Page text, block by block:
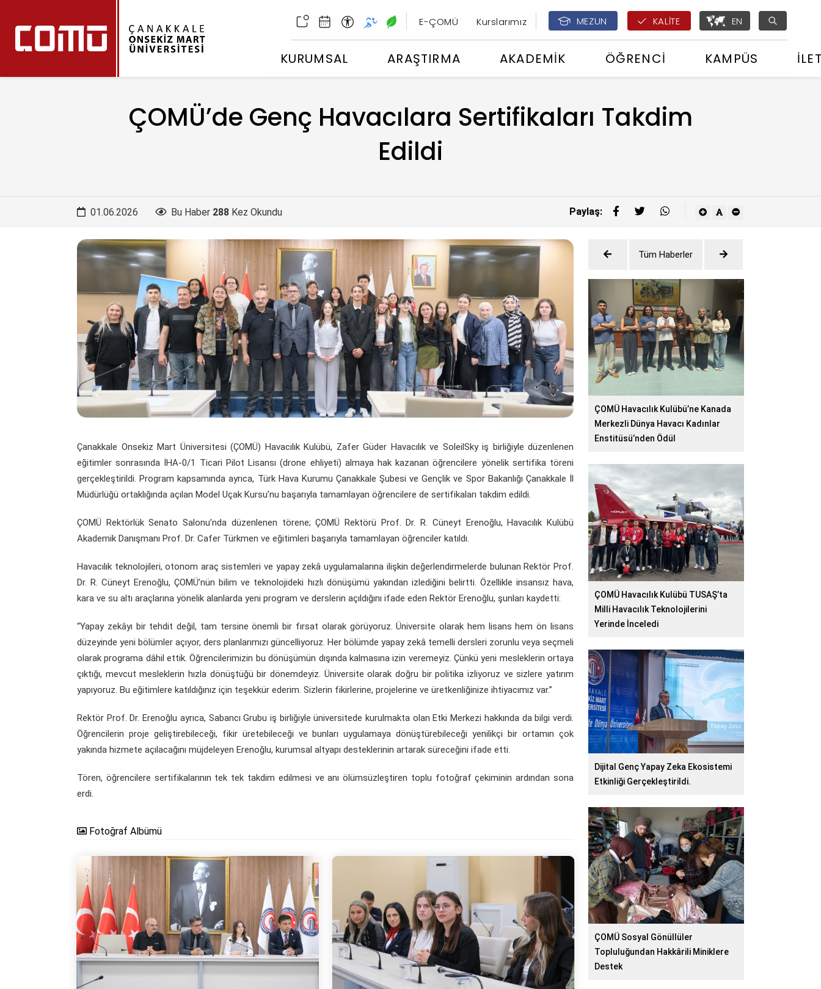
E-ÇOMÜ Kurslarımız MEZUN KALİTE EN
English - ÇOMÜ
KURUMSAL ARAŞTIRMA AKADEMİK ÖĞRENCİ KAMPÜS
ÇOMÜ’de Genç Havacılara Sertifikaları Takdim
Edildi
01.06.2026 Bu Haber 288 Kez Okundu Paylaş:
Çanakkale Onsekiz Mart Üniversitesi (ÇOMÜ) Havacılık Kulübü, Zafer Güder Havacılık ve SoleilSky iş birliğiyle düzenlenen
eğitimler sonrasında İHA-0/1 Ticari Pilot Lisansı (drone ehliyeti) almaya hak kazanan öğrencilere yönelik sertifika töreni
gerçekleştirildi. Program kapsamında ayrıca, Türk Hava Kurumu Çanakkale Şubesi ve Gençlik ve Spor Bakanlığı Çanakkale İl
Müdürlüğü ortaklığında açılan Model Uçak Kursu’nu başarıyla tamamlayan öğrencilere de sertifikaları takdim edildi.
ÇOMÜ Rektörlük Senato Salonu’nda düzenlenen törene; ÇOMÜ Rektörü Prof. Dr. R. Cüneyt Erenoğlu, Havacılık Kulübü
Akademik Danışmanı Prof. Dr. Cafer Türkmen ve eğitimleri başarıyla tamamlayan öğrenciler katıldı.
Havacılık teknolojileri, otonom araç sistemleri ve yapay zekâ uygulamalarına ilişkin değerlendirmelerde bulunan Rektör Prof.
Dr. R. Cüneyt Erenoğlu, ÇOMÜ’nün bilim ve teknolojideki hızlı dönüşümü yakından izlediğini belirtti. Özellikle insansız hava,
kara ve su altı araçlarına yönelik alanlarda yeni program ve derslerin açıldığını ifade eden Rektör Erenoğlu, şunları kaydetti:
“Yapay zekâyı bir tehdit değil, tam tersine önemli bir fırsat olarak görüyoruz. Üniversite olarak hem lisans hem ön lisans
düzeyinde yeni bölümler açıyor, ders planlarımızı güncelliyoruz. Her bölümde yapay zekâ temelli dersleri zorunlu veya seçmeli
olarak programa dâhil ettik. Öğrencilerimizin bu dönüşümün dışında kalmasına izin veremeyiz. Çünkü yeni mesleklerin ortaya
çıktığı, mevcut mesleklerin hızla dönüştüğü bir dönemdeyiz. Üniversite olarak doğru bir politika izliyoruz ve sizlere yatırım
yapıyoruz. Bu eğitimlere katıldığınız için teşekkür ederim. Sizlerin fikirlerine, projelerine ve üretkenliğinize ihtiyacımız var.”
Rektör Prof. Dr. Erenoğlu ayrıca, Sabancı Grubu iş birliğiyle üniversitede kurulmakta olan Etki Merkezi hakkında da bilgi verdi.
Öğrencilerin proje geliştirebileceği, fikir üretebileceği ve bunları uygulamaya dönüştürebileceği yenilikçi bir ortamın çok
yakında hizmete açılacağını müjdeleyen Erenoğlu, kurumsal altyapı desteklerinin artarak süreceğini ifade etti.
Tören, öğrencilere sertifikalarının tek tek takdim edilmesi ve anı ölümsüzleştiren toplu fotoğraf çekiminin ardından sona
erdi.
Fotoğraf Albümü
Tüm Haberler
ÇOMÜ Havacılık Kulübü’ne Kanada
Merkezli Dünya Havacı Kadınlar
Enstitüsü’nden Ödül
ÇOMÜ Havacılık Kulübü TUSAŞ’ta
Milli Havacılık Teknolojilerini
Yerinde İnceledi
Dijital Genç Yapay Zeka Ekosistemi
Etkinliği Gerçekleştirildi.
ÇOMÜ Sosyal Gönüllüler
Topluluğundan Hakkârili Miniklere
Destek